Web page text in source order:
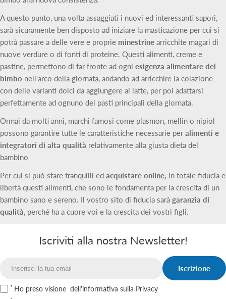
A questo punto, una volta assaggiati i nuovi ed interessanti sapori,
sarà sicuramente ben disposto ad iniziare la masticazione per cui si
potrà passare a delle vere e proprie minestrine arricchite magari di
nuove verdure o di fonti di proteine. Questi alimenti, creme e
pastine, permettono di far fronte ad ogni esigenza alimentare del
bimbo nell'arco della giornata, andando ad arricchire la colazione
con delle varianti dolci da aggiungere al latte, per poi adattarsi
perfettamente ad ognuno dei pasti principali della giornata.
Ormai da molti anni, marchi famosi come plasmon, mellin o nipiol
possono garantire tutte le caratteristiche necessarie peralimenti e
integratori di alta qualità relativamente alla giusta dieta del
bambino
Per cui si può stare tranquilli ed acquistare online, in totale fiducia e
libertà questi alimenti, che sono le fondamenta per la crescita di un
bambino sano e sereno. Il vostro sito di fiducia sarà garanzia di
qualità, perché ha a cuore voi e la crescita dei vostri figli.
Iscriviti alla nostra Newsletter!
Iscrizione
Ho preso visione dell'informativa sulla Privacy